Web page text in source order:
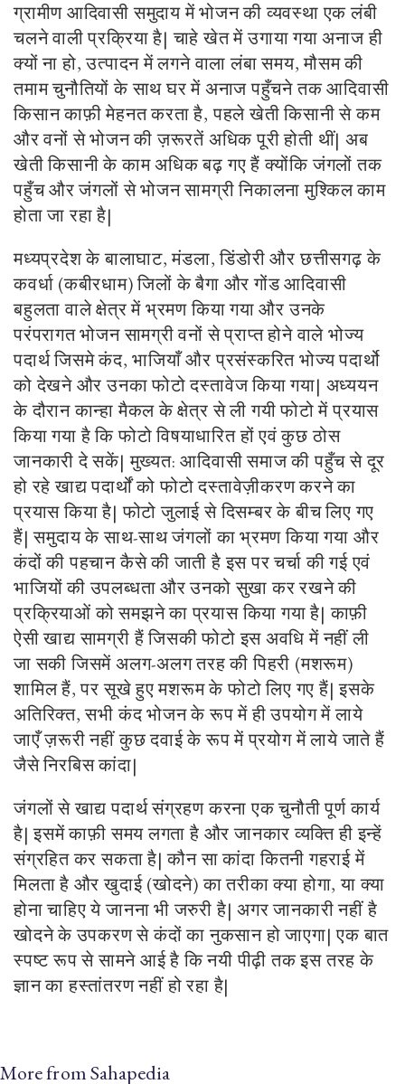
ग्रामीण आदिवासी समुदाय में भोजन की व्यवस्था एक लंबी
चलने वाली प्रक्रिया है| चाहे खेत में उगाया गया अनाज ही
क्यों ना हो, उत्पादन में लगने वाला लंबा समय, मौसम की
तमाम चुनौतियों के साथ घर में अनाज पहुँचने तक आदिवासी
किसान काफ़ी मेहनत करता है, पहले खेती किसानी से कम
और वनों से भोजन की ज़रूरतें अधिक पूरी होती थीं| अब
खेती किसानी के काम अधिक बढ़ गए हैं क्योंकि जंगलों तक
पहुँच और जंगलों से भोजन सामग्री निकालना मुश्किल काम
होता जा रहा है|
मध्यप्रदेश के बालाघाट, मंडला, डिंडोरी और छत्तीसगढ़ के
कवर्धा (कबीरधाम) जिलों के बैगा और गोंड आदिवासी
बहुलता वाले क्षेत्र में भ्रमण किया गया और उनके
परंपरागत भोजन सामग्री वनों से प्राप्त होने वाले भोज्य
पदार्थ जिसमे कंद, भाजियाँ और प्रसंस्करित भोज्य पदार्थो
को देखने और उनका फोटो दस्तावेज किया गया| अध्ययन
के दौरान कान्हा मैकल के क्षेत्र से ली गयी फोटो में प्रयास
किया गया है कि फोटो विषयाधारित हों एवं कुछ ठोस
जानकारी दे सकें|मुख्यत: आदिवासी समाज की पहुँच से दूर
हो रहे खाद्य पदार्थों को फोटो दस्तावेज़ीकरण करने का
प्रयास किया है| फोटो जुलाई से दिसम्बर के बीच लिए गए
हैं| समुदाय के साथ-साथ जंगलों का भ्रमण किया गया और
कंदों की पहचान कैसे की जाती है इस पर चर्चा की गई एवं
भाजियों की उपलब्धता और उनको सुखा कर रखने की
प्रक्रियाओं को समझने का प्रयास किया गया है| काफ़ी
ऐसी खाद्य सामग्री हैं जिसकी फोटो इस अवधि में नहीं ली
जा सकी जिसमें अलग-अलग तरह की पिहरी (मशरूम)
शामिल हैं, पर सूखे हुए मशरूम के फोटो लिए गए हैं|इसके
अतिरिक्त, सभी कंद भोजन के रूप में ही उपयोग में लाये
जाएँ ज़रूरी नहीं कुछ दवाई के रूप में प्रयोग में लाये जाते हैं
जैसे निरबिस कांदा|
जंगलों से खाद्य पदार्थ संग्रहण करना एक चुनौती पूर्ण कार्य
है|इसमें काफ़ी समय लगता है और जानकार व्यक्ति ही इन्हें
संग्रहित कर सकता है| कौन सा कांदा कितनी गहराई में
मिलता है और खुदाई (खोदने) का तरीका क्या होगा, या क्या
होना चाहिए ये जानना भी जरुरी है| अगर जानकारी नहीं है
खोदने के उपकरण से कंदों का नुकसान हो जाएगा| एक बात
स्पष्ट रूप से सामने आई है कि नयी पीढ़ी तक इस तरह के
ज्ञान का हस्तांतरण नहीं हो रहा है|
More from Sahapedia